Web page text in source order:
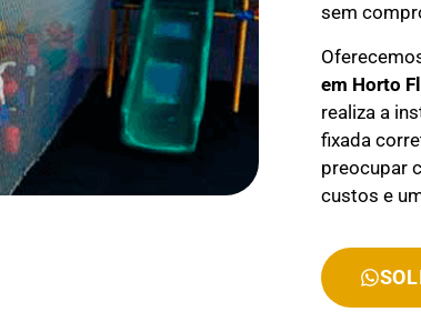
sem
em Horto
realiza a
fixada
preocupar
custos e